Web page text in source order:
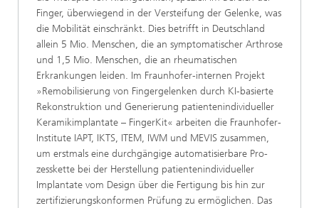
Finger, überwiegend in der Versteifung der Gelenke, was
die Mobilität einschränkt. Dies betrifft in Deutschland
allein 5 Mio. Menschen, die an symptomatischer Arthrose
und 1,5 Mio. Menschen, die an rheumatischen
Erkrankungen leiden. Im Fraunhofer-internen Projekt
»Remobilisierung von Finger­gelenken durch KI-basierte
Rekonstruktion und Generierung patientenindividueller
Keramikimplantate – FingerKit« arbeiten die Fraunhofer-
Institute IAPT, IKTS, ITEM, IWM und MEVIS zu­sammen,
um erstmals eine durchgängige automatisierbare Pro­
zesskette bei der Herstellung patientenindividueller
Implantate vom Design über die Fertigung bis hin zur
zertifizierungskon­formen Prüfung zu ermöglichen. Das